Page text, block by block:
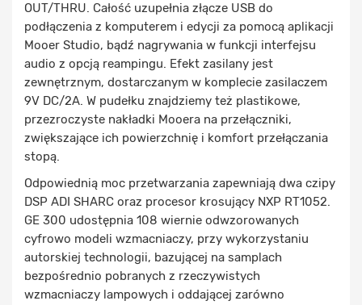
OUT/THRU. Całość uzupełnia złącze USB do
podłączenia z komputerem i edycji za pomocą aplikacji
Mooer Studio, bądź nagrywania w funkcji interfejsu
audio z opcją reampingu. Efekt zasilany jest
zewnętrznym, dostarczanym w komplecie zasilaczem
9V DC/2A. W pudełku znajdziemy też plastikowe,
przezroczyste nakładki Mooera na przełączniki,
zwiększające ich powierzchnię i komfort przełączania
stopą.
Odpowiednią moc przetwarzania zapewniają dwa czipy
DSP ADI SHARC oraz procesor krosujący NXP RT1052.
GE 300 udostępnia 108 wiernie odwzorowanych
cyfrowo modeli wzmacniaczy, przy wykorzystaniu
autorskiej technologii, bazującej na samplach
bezpośrednio pobranych z rzeczywistych
wzmacniaczy lampowych i oddającej zarówno